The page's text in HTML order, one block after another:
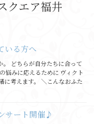
クエア福井
いる方へ
。 どちらが自分たちに合って
悩みに応えるために ヴィクト
に考えます。 ＼こんなおふた
サート開催♪